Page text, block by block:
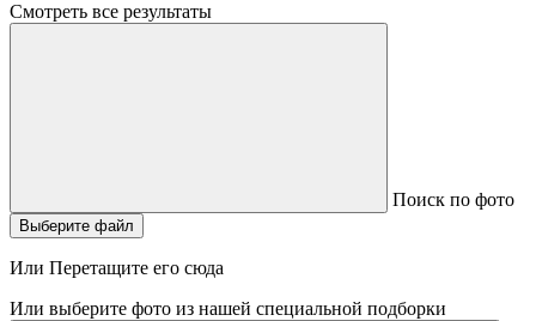
Смотреть все результаты
Поиск по фото
Выберите файл
Или Перетащите его сюда
Или выберите фото из нашей специальной подборки